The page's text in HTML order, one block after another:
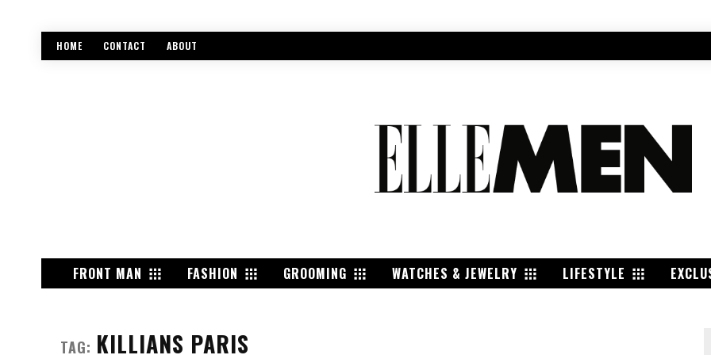
HOME CONTACT ABOUT
FRONT MAN FASHION GROOMING WATCHES & JEWELRY LIFESTYLE
TAG: KILLIANS PARIS